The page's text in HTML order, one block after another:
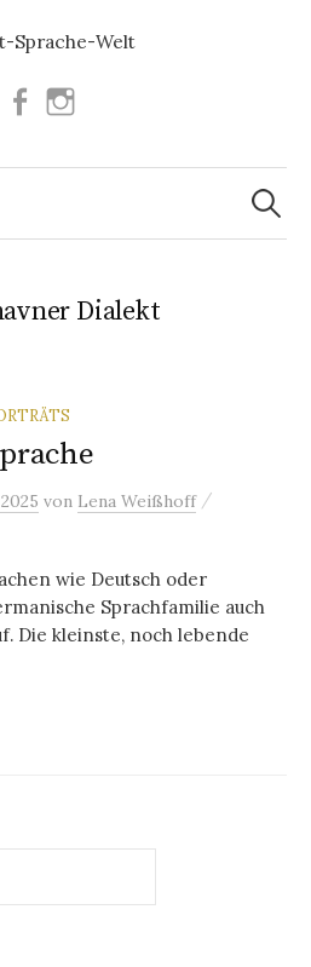
Facebook
Suchen
nach:
Dialekt
von Lena Weißhoff /
wie Deutsch oder
Sprachfamilie auch
Die kleinste, noch lebende